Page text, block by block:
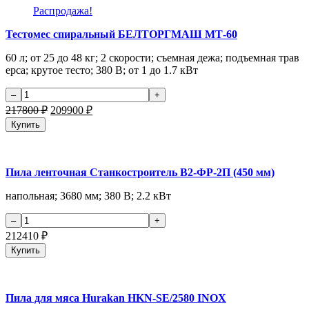
Распродажа!
Тестомес спиральный БЕЛТОРГМАШ МТ-60
60 л; от 25 до 48 кг; 2 скорости; съемная дежа; подъемная трав
ерса; крутое тесто; 380 В; от 1 до 1.7 кВт
217800₽ 209900 ₽
Купить
Пила ленточная Станкостроитель В2-ФР-2П (450 мм)
напольная; 3680 мм; 380 В; 2.2 кВт
212410 ₽
Купить
Пила для мяса Hurakan HKN-SE/2580 INOX